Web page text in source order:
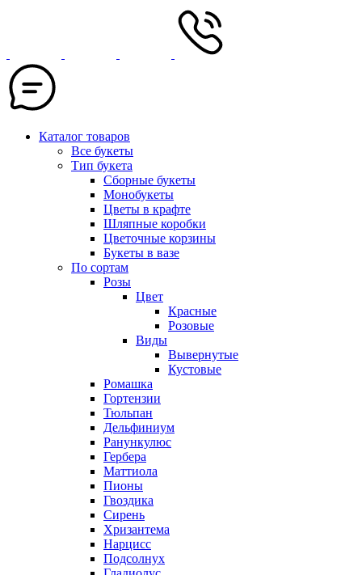
Каталог товаров
Все букеты
Тип букета
Сборные букеты
Монобукеты
Цветы в крафте
Шляпные коробки
Цветочные корзины
Букеты в вазе
По сортам
Розы
Цвет
Красные
Розовые
Виды
Вывернутые
Кустовые
Ромашка
Гортензии
Тюльпан
Дельфиниум
Ранункулюс
Гербера
Маттиола
Пионы
Гвоздика
Сирень
Хризантема
Нарцисс
Подсолнух